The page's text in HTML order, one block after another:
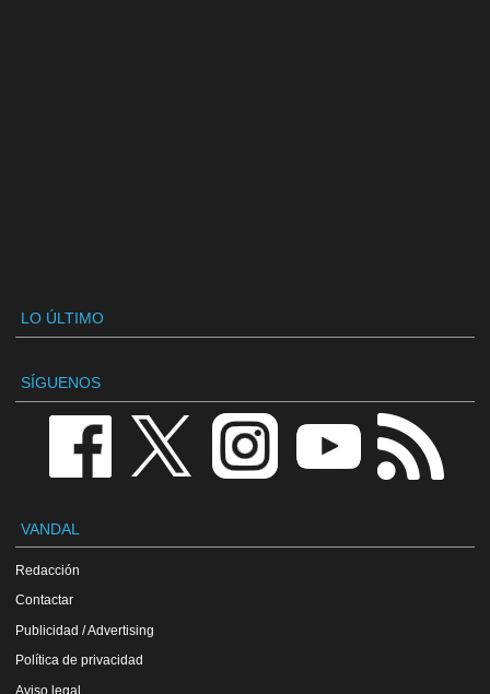
LO ÚLTIMO
SÍGUENOS
VANDAL
Redacción
Contactar
Publicidad / Advertising
Política de privacidad
Aviso legal